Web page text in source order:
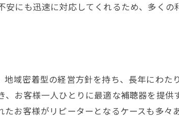
ス
こえの世界を発見しよう
にも迅速に対応してくれるため、多くの
域密着型の経営方針を持ち、長年にわた
お客様一人ひとりに最適な補聴器を提供
お客様がリピーターとなるケースも多々